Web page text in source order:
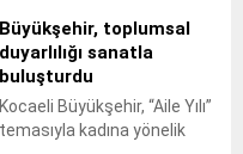
Büyükşehir, toplumsal
duyarlılığı sanatla
buluşturdu
Kocaeli Büyükşehir, “Aile Yılı”
temasıyla kadına yönelik